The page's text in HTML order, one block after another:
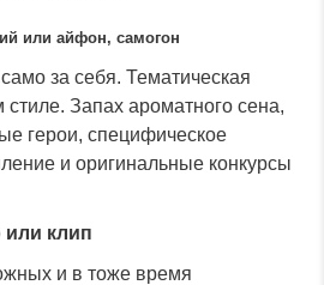
или айфон, самогон
за себя. Тематическая
стиле. Запах ароматного сена,
герои, специфическое
и оригинальные конкурсы
или клип
и в тоже время